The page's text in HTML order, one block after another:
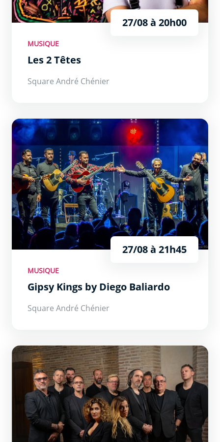
27/08 à 20h00
MUSIQUE
Les 2 Têtes
Square André Chénier
Gipsy Kings by Diego Baliardo
27/08 à 21h45
MUSIQUE
Gipsy Kings by Diego Baliardo
Square André Chénier
Magic Live Band